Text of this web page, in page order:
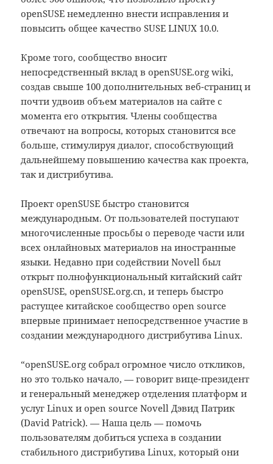
openSUSE немедленно внести исправления и
повысить общее качество SUSE LINUX 10.0.
Кроме того, сообщество вносит
непосредственный вклад в openSUSE.org wiki,
создав свыше 100 дополнительных веб-страниц и
почти удвоив объем материалов на сайте с
момента его открытия. Члены сообщества
отвечают на вопросы, которых становится все
больше, стимулируя диалог, способствующий
дальнейшему повышению качества как проекта,
так и дистрибутива.
Проект openSUSE быстро становится
международным. От пользователей поступают
многочисленные просьбы о переводе части или
всех онлайновых материалов на иностранные
языки. Недавно при содействии Novell был
открыт полнофункциональный китайский сайт
openSUSE, openSUSE.org.cn, и теперь быстро
растущее китайское сообщество open source
впервые принимает непосредственное участие в
создании международного дистрибутива Linux.
“openSUSE.org собрал огромное число откликов,
но это только начало, — говорит вице-президент
и генеральный менеджер отделения платформ и
услуг Linux и open source Novell Дэвид Патрик
(David Patrick). — Наша цель — помочь
пользователям добиться успеха в создании
стабильного дистрибутива Linux, который они